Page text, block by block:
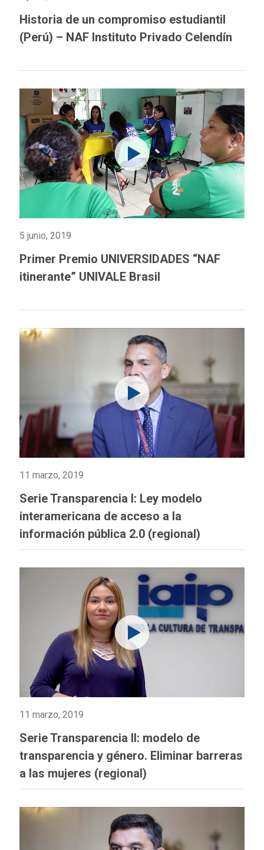
Historia de un compromiso estudiantil
(Perú) – NAF Instituto Privado Celendín
5 junio, 2019
Primer Premio UNIVERSIDADES “NAF
itinerante” UNIVALE Brasil
11 marzo, 2019
Serie Transparencia I: Ley modelo
interamericana de acceso a la
información pública 2.0 (regional)
11 marzo, 2019
Serie Transparencia II: modelo de
transparencia y género. Eliminar barreras
a las mujeres (regional)